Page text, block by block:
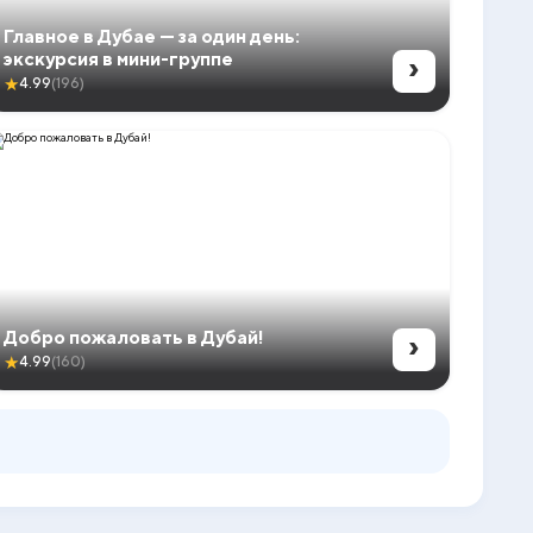
Главное в Дубае — за один день:
экскурсия в мини-группе
★4.99(196) ›
Добро пожаловать в Дубай!
★4.99(160) ›